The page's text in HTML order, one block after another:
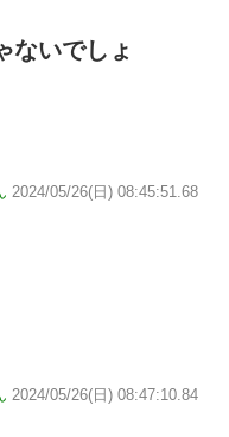
ないでしょ
2024/05/26(日) 08:45:51.68
2024/05/26(日) 08:47:10.84